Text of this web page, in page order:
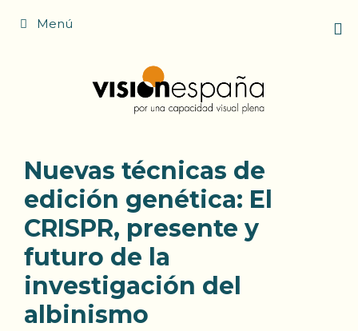
Menú
Nuevas técnicas de
edición genética: El
CRISPR, presente y
futuro de la
investigación del
albinismo